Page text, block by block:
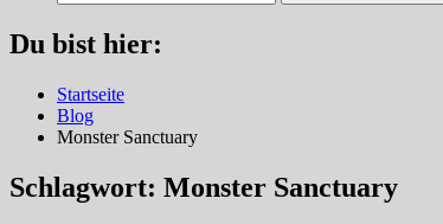
Du bist hier:
Startseite
Blog
Monster Sanctuary
Schlagwort: Monster Sanctuary